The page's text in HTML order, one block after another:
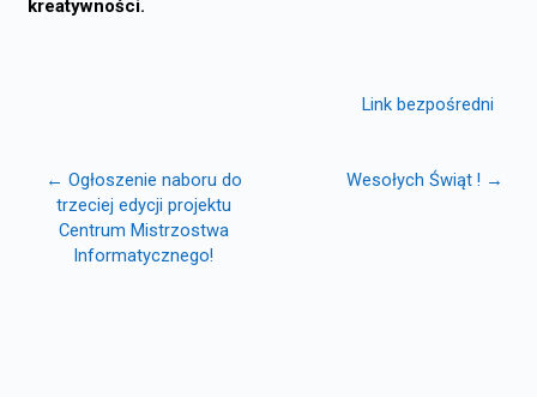
kreatywności.
Link bezpośredni
← Ogłoszenie naboru do
trzeciej edycji projektu
Centrum Mistrzostwa
Informatycznego!
Wesołych Świąt ! →